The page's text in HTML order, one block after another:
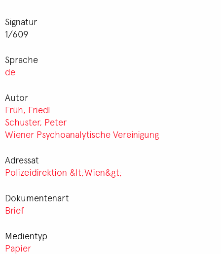
Signatur
1/609
Sprache
de
Autor
Früh, Friedl
Schuster, Peter
Wiener Psychoanalytische Vereinigung
Adressat
Polizeidirektion &lt;Wien&gt;
Dokumentenart
Brief
Medientyp
Papier